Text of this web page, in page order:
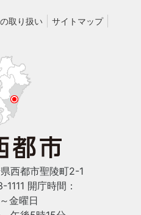
取り扱い サイトマップ
西都市聖陵町2-1
開庁時間：
金曜日